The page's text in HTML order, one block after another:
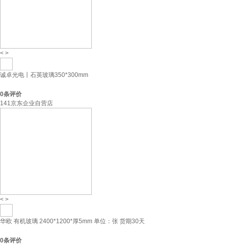
< >
诚卓光电丨石英玻璃350*300mm
0条评价
141京东企业自营店
< >
华欧 有机玻璃 2400*1200*厚5mm 单位：张 货期30天
0条评价